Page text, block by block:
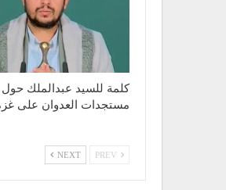
كلمة للسيد عبدالملك حول
مستجدات العدوان على
NEXT